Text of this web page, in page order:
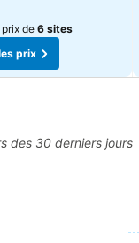
de 6 sites
prix
des 30 derniers jours